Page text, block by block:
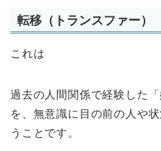
転移（トランスファー）
これは
過去の人間関係で経験した
を、無意識に目の前の人や
うことです。